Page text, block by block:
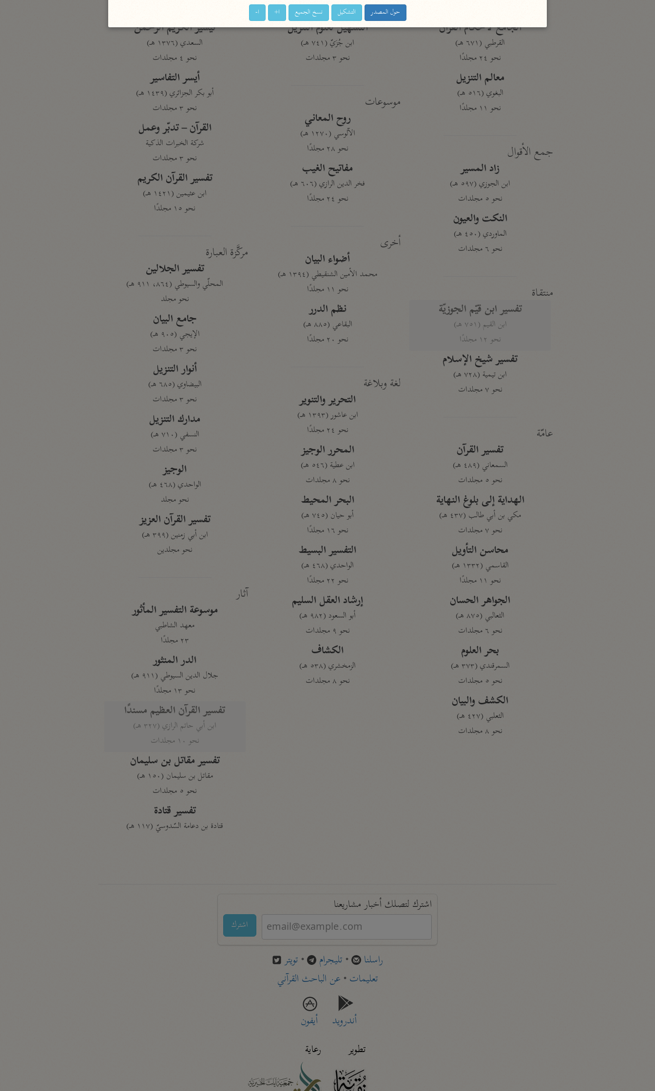
الجامع لأحكام القرآن
القرطبي (٦٧١ هـ)
نحو ٢٤ مجلدًا
معالم التنزيل
البغوي (٥١٦ هـ)
نحو ١١ مجلدًا
جمع الأقوال
زاد المسير
ابن الجوزي (٥٩٧ هـ)
نحو ٥ مجلدات
النكت والعيون
الماوردي (٤٥٠ هـ)
نحو ٦ مجلدات
منتقاة
تفسير ابن قيّم الجوزيّة
ابن القيم (٧٥١ هـ)
نحو ١٢ مجلدًا
تفسير شيخ الإسلام
ابن تيمية (٧٢٨ هـ)
نحو ٧ مجلدات
عامّة
تفسير القرآن
السمعاني (٤٨٩ هـ)
نحو ٥ مجلدات
الهداية إلى بلوغ النهاية
مكي بن أبي طالب (٤٣٧ هـ)
نحو ٧ مجلدات
محاسن التأويل
القاسمي (١٣٣٢ هـ)
نحو ١١ مجلدًا
الجواهر الحسان
الثعالبي (٨٧٥ هـ)
نحو ٦ مجلدات
بحر العلوم
السمرقندي (٣٧٣ هـ)
نحو ٥ مجلدات
الكشف والبيان
الثعلبي (٤٢٧ هـ)
نحو ٨ مجلدات
نحو ١١ مجلدًا
التسهيل لعلوم التنزيل
ابن جُزَيّ (٧٤١ هـ)
نحو ٣ مجلدات
موسوعات
روح المعاني
الآلوسي (١٢٧٠ هـ)
نحو ٢٨ مجلدًا
مفاتيح الغيب
فخر الدين الرازي (٦٠٦ هـ)
نحو ٢٤ مجلدًا
أخرى
أضواء البيان
محمد الأمين الشنقيطي (١٣٩٤ هـ)
نحو ١١ مجلدًا
نظم الدرر
البقاعي (٨٨٥ هـ)
نحو ٢٠ مجلدًا
لغة وبلاغة
التحرير والتنوير
ابن عاشور (١٣٩٣ هـ)
نحو ٢٤ مجلدًا
المحرر الوجيز
ابن عطية (٥٤٦ هـ)
نحو ٨ مجلدات
البحر المحيط
أبو حيان (٧٤٥ هـ)
نحو ١٦ مجلدًا
التفسير البسيط
الواحدي (٤٦٨ هـ)
نحو ٢٢ مجلدًا
إرشاد العقل السليم
أبو السعود (٩٨٢ هـ)
نحو ٩ مجلدات
الكشاف
الزمخشري (٥٣٨ هـ)
نحو ٨ مجلدات
تيسير الكريم الرحمن
السعدي (١٣٧٦ هـ)
نحو ٤ مجلدات
أيسر التفاسير
أبو بكر الجزائري (١٤٣٩ هـ)
نحو ٣ مجلدات
القرآن – تدبّر وعمل
شركة الخبرات الذكية
نحو ٣ مجلدات
تفسير القرآن الكريم
ابن عثيمين (١٤٢١ هـ)
نحو ١٥ مجلدًا
مركَّزة العبارة
تفسير الجلالين
المحلّي والسيوطي (٨٦٤، ٩١١ هـ)
نحو مجلد
جامع البيان
الإيجي (٩٠٥ هـ)
نحو ٣ مجلدات
أنوار التنزيل
البيضاوي (٦٨٥ هـ)
نحو ٣ مجلدات
مدارك التنزيل
النسفي (٧١٠ هـ)
نحو ٣ مجلدات
الوجيز
الواحدي (٤٦٨ هـ)
نحو مجلد
تفسير القرآن العزيز
ابن أبي زمنين (٣٩٩ هـ)
نحو مجلدين
آثار
موسوعة التفسير المأثور
معهد الشاطبي
٢٣ مجلدًا
الدر المنثور
جلال الدين السيوطي (٩١١ هـ)
نحو ١٣ مجلدًا
تفسير القرآن العظيم مسندًا
ابن أبي حاتم الرازي (٣٢٧ هـ)
نحو ١٠ مجلدات
تفسير مقاتل بن سليمان
مقاتل بن سليمان (١٥٠ هـ)
نحو ٥ مجلدات
تفسير قتادة
قتادة بن دعامة السّدوسيّ (١١٧ هـ)
اشترك لتصلك أخبار مشاريعنا
اشترك
راسلنا • تليجرام • تويتر
تعليمات• عن الباحث القرآني
أندرويد
أيفون
تطوير
رعاية
حول المصدر التشكيل نسخ الجميع ا+ ا-